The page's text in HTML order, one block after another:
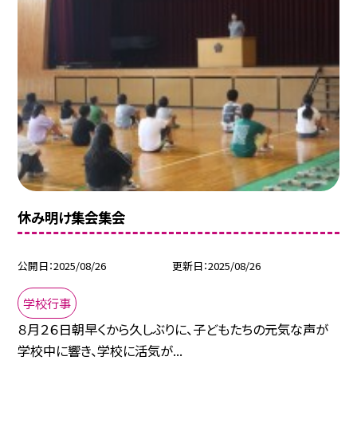
休み明け集会集会
公開日 2025/08/26 更新日 2025/08/26
学校行事
８月２６日朝早くから久しぶりに、子どもたちの元気な声が
学校中に響き、学校に活気が...